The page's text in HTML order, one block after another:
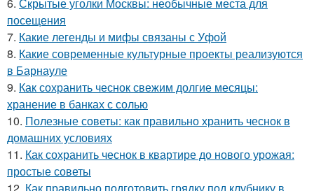
6. Скрытые уголки Москвы: необычные места для
посещения
7. Какие легенды и мифы связаны с Уфой
8. Какие современные культурные проекты реализуются
в Барнауле
9. Как сохранить чеснок свежим долгие месяцы:
хранение в банках с солью
10. Полезные советы: как правильно хранить чеснок в
домашних условиях
11. Как сохранить чеснок в квартире до нового урожая:
простые советы